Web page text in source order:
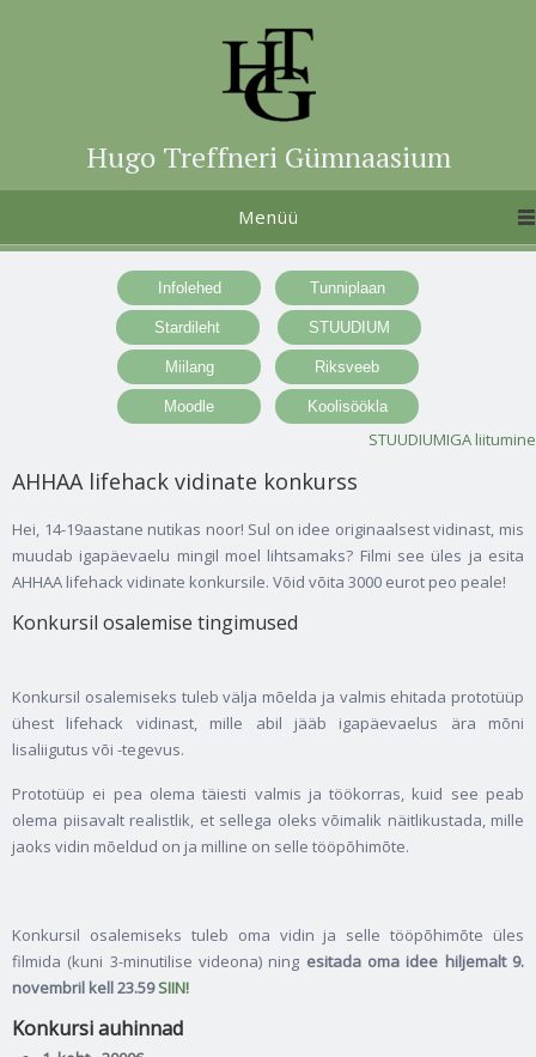
Hugo Treffneri Gümnaasium
Menüü
STUUDIUMIGA liitumine
AHHAA lifehack vidinate konkurss
Hei, 14-19aastane nutikas noor! Sul on idee originaalsest vidinast, mis
muudab igapäevaelu mingil moel lihtsamaks? Filmi see üles ja esita
AHHAA lifehack vidinate konkursile. Võid võita 3000 eurot peo peale!
Konkursil osalemise tingimused
Konkursil osalemiseks tuleb välja mõelda ja valmis ehitada prototüüp
ühest lifehack vidinast, mille abil jääb igapäevaelus ära mõni
lisaliigutus või -tegevus.
Prototüüp ei pea olema täiesti valmis ja töökorras, kuid see peab
olema piisavalt realistlik, et sellega oleks võimalik näitlikustada, mille
jaoks vidin mõeldud on ja milline on selle tööpõhimõte.
Konkursil osalemiseks tuleb oma vidin ja selle tööpõhimõte üles
filmida (kuni 3-minutilise videona) ning esitada oma idee hiljemalt 9.
novembril kell 23.59 SIIN!
Konkursi auhinnad